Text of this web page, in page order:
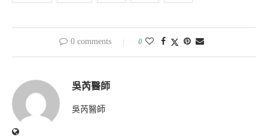
0 comments 0
吳芮醫師
吳芮醫師